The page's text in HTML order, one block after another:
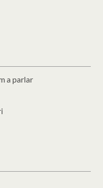
a parlar